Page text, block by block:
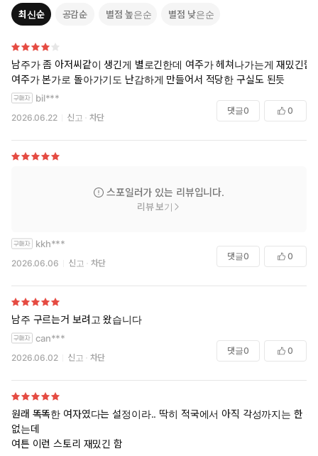
최신순 공감순 별점 높은순 별점 낮은순
남주가 좀 아저씨같이 생긴게 별로긴한데 여주가 헤쳐나가는게 재밌긴함
여주가 본가로 돌아가기도 난감하게 만들어서 적당한 구실도 된듯
bil***
2026.06.22 신고 차단
댓글0 0
스포일러가 있는 리뷰입니다.
리뷰 보기
kkh***
2026.06.06 신고 차단
댓글0 0
남주 구르는거 보려고 왔습니다
can***
2026.06.02 신고 차단
댓글0 0
원래 똑똑한 여자였다는 설정이라.. 딱히 적국에서 아직 각성까지는 한 건
없는데
여튼 이런 스토리 재밌긴 함